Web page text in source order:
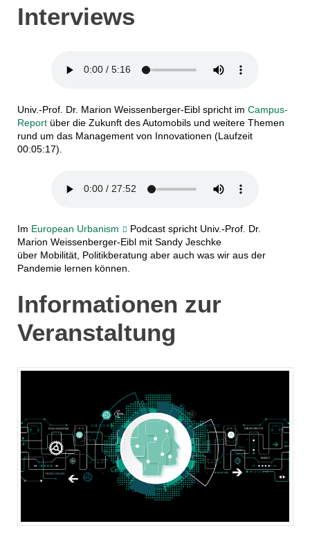
Interviews
Univ.-Prof. Dr. Marion Weissenberger-Eibl spricht im Campus-
Reportüber die Zukunft des Automobils und weitere Themen
rund um das Management von Innovationen (Laufzeit
00:05:17).
Im European Urbanism
Podcast spricht Univ.-Prof. Dr.
Marion Weissenberger-Eibl mit Sandy Jeschke
über Mobilität, Politikberatung aber auch was wir aus der
Pandemie lernen können.
Informationen zur
Veranstaltung